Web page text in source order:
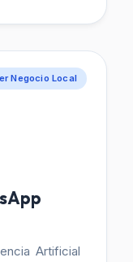
Negocio Local
Artificial